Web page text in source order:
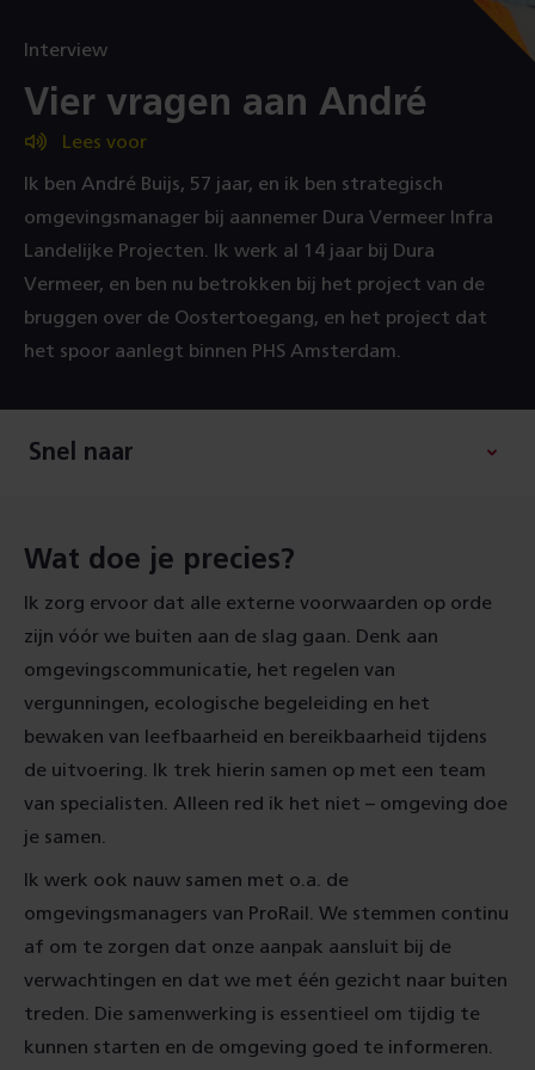
Interview
:
Vier vragen aan André
Lees voor
Ik ben André Buijs, 57 jaar, en ik ben strategisch
omgevingsmanager bij aannemer Dura Vermeer Infra
Landelijke Projecten. Ik werk al 14 jaar bij Dura
Vermeer, en ben nu betrokken bij het project van de
bruggen over de Oostertoegang, en het project dat
het spoor aanlegt binnen PHS Amsterdam.
Snel naar
Wat doe je precies?
Ik zorg ervoor dat alle externe voorwaarden op orde
zijn vóór we buiten aan de slag gaan. Denk aan
omgevingscommunicatie, het regelen van
vergunningen, ecologische begeleiding en het
bewaken van leefbaarheid en bereikbaarheid tijdens
de uitvoering. Ik trek hierin samen op met een team
van specialisten. Alleen red ik het niet – omgeving doe
je samen.
Ik werk ook nauw samen met o.a. de
omgevingsmanagers van ProRail. We stemmen continu
af om te zorgen dat onze aanpak aansluit bij de
verwachtingen en dat we met één gezicht naar buiten
treden. Die samenwerking is essentieel om tijdig te
kunnen starten en de omgeving goed te informeren.